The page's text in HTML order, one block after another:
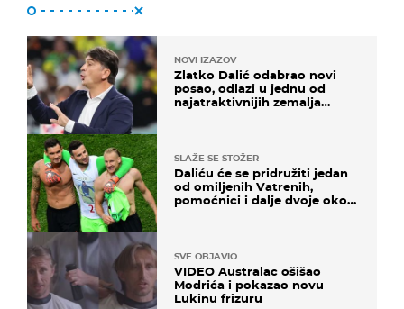
NOVI IZAZOV
Zlatko Dalić odabrao novi
posao, odlazi u jednu od
najatraktivnijih zemalja
SLAŽE SE STOŽER
Daliću će se pridružiti jedan
od omiljenih Vatrenih,
pomoćnici i dalje dvoje oko
SVE OBJAVIO
VIDEO Australac ošišao
Modrića i pokazao novu
Lukinu frizuru